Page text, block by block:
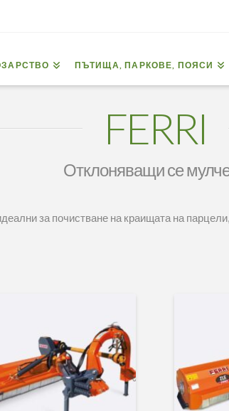
ПЪТИЩА, ПАРКОВЕ, ПОЯСИ
FERRI
Отклоняващи се
за почистване на краищата на